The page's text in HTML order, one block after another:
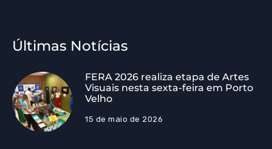
Últimas Notícias
FERA 2026 realiza etapa de Artes
Visuais nesta sexta-feira em Porto
Velho
15 de maio de 2026